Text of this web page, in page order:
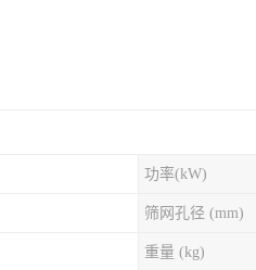
功率(kW)
筛网孔径 (mm)
重量 (kg)